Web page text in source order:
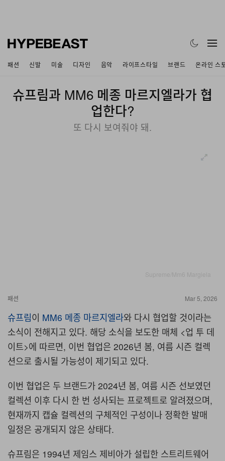
패션 신발 미술 디자인 음악 라이프스타일 브랜드 온라인 스
슈프림과 MM6 메종 마르지엘라가 협
업한다?
또 다시 보여줘야 돼.
패션 Mar 5, 2026
슈프림이 MM6 메종 마르지엘라와 다시 협업할 것이라는
소식이 전해지고 있다. 해당 소식을 보도한 매체 <업 투 데
이트>에 따르면, 이번 협업은 2026년 봄, 여름 시즌 컬렉
션으로 출시될 가능성이 제기되고 있다.
이번 협업은 두 브랜드가 2024년 봄, 여름 시즌 선보였던
컬렉션 이후 다시 한 번 성사되는 프로젝트로 알려졌으며,
현재까지 캡슐 컬렉션의 구체적인 구성이나 정확한 발매
일정은 공개되지 않은 상태다.
슈프림은 1994년 제임스 제비아가 설립한 스트리트웨어